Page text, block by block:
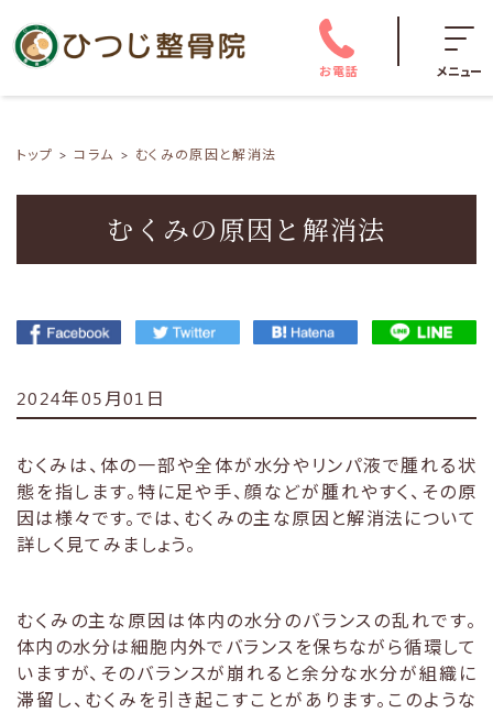
お電話 メニュー
トップ コラム むくみの原因と解消法
むくみの原因と解消法
2024年05月01日
むくみは、体の一部や全体が水分やリンパ液で腫れる状
態を指します。特に足や手、顔などが腫れやすく、その原
因は様々です。では、むくみの主な原因と解消法について
詳しく見てみましょう。
むくみの主な原因は体内の水分のバランスの乱れです。
体内の水分は細胞内外でバランスを保ちながら循環して
いますが、そのバランスが崩れると余分な水分が組織に
滞留し、むくみを引き起こすことがあります。このような